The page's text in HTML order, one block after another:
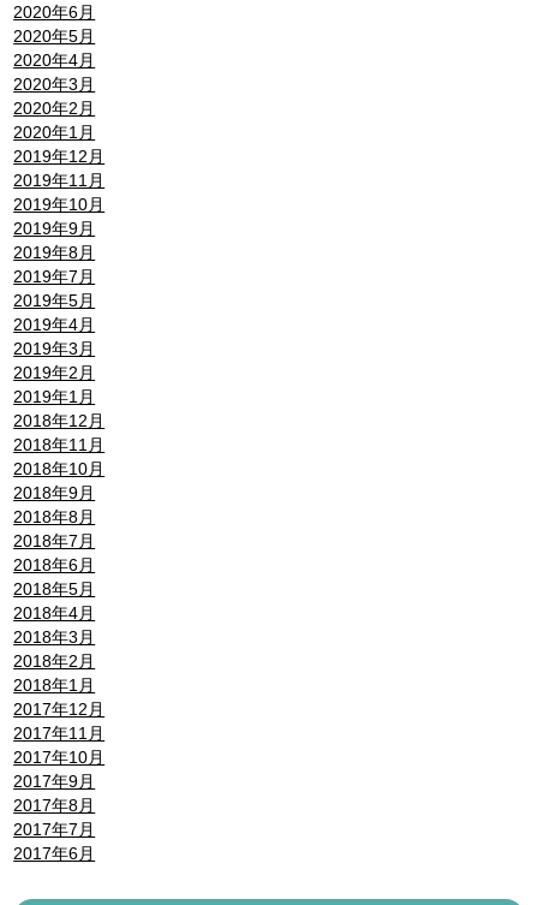
2020年6月
2020年5月
2020年4月
2020年3月
2020年2月
2020年1月
2019年12月
2019年11月
2019年10月
2019年9月
2019年8月
2019年7月
2019年5月
2019年4月
2019年3月
2019年2月
2019年1月
2018年12月
2018年11月
2018年10月
2018年9月
2018年8月
2018年7月
2018年6月
2018年5月
2018年4月
2018年3月
2018年2月
2018年1月
2017年12月
2017年11月
2017年10月
2017年9月
2017年8月
2017年7月
2017年6月